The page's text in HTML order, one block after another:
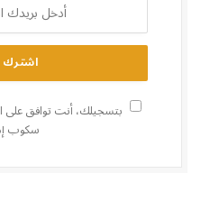
بتسجيلك، أنت توافق على
سكوب